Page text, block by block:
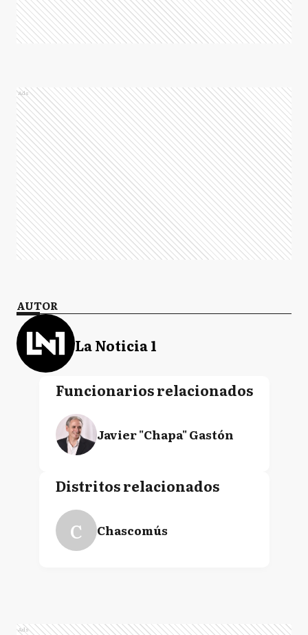
Ads
AUTOR
La Noticia 1
Funcionarios relacionados
Javier "Chapa" Gastón
Distritos relacionados
C Chascomús
Ads